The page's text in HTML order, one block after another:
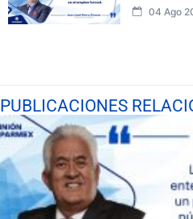
04 Ago
PUBLICACIONES